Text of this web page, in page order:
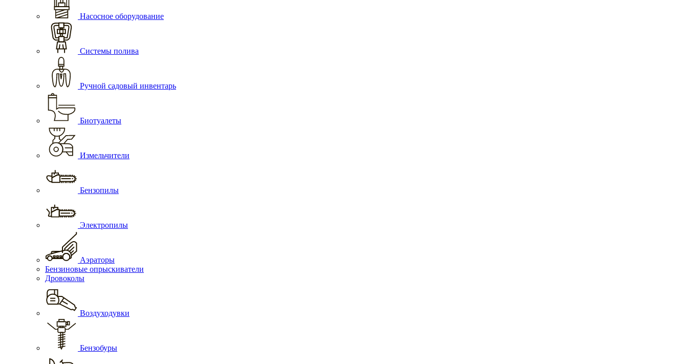
Насосное оборудование
Системы полива
Ручной садовый инвентарь
Биотуалеты
Измельчители
Бензопилы
Электропилы
Аэраторы
Бензиновые опрыскиватели
Дровоколы
Воздуходувки
Бензобуры